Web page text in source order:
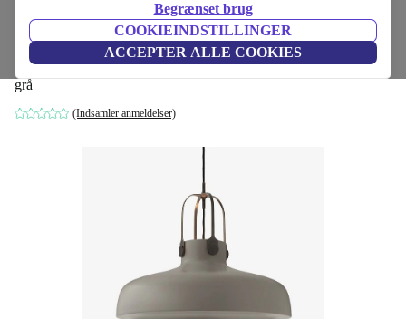
Begrænset brug
COOKIEINDSTILLINGER
ACCEPTER ALLE COOKIES
Husholdning Møbler
Copenhagen SC8 pendelampe grå
grå
(Indsamler anmeldelser)